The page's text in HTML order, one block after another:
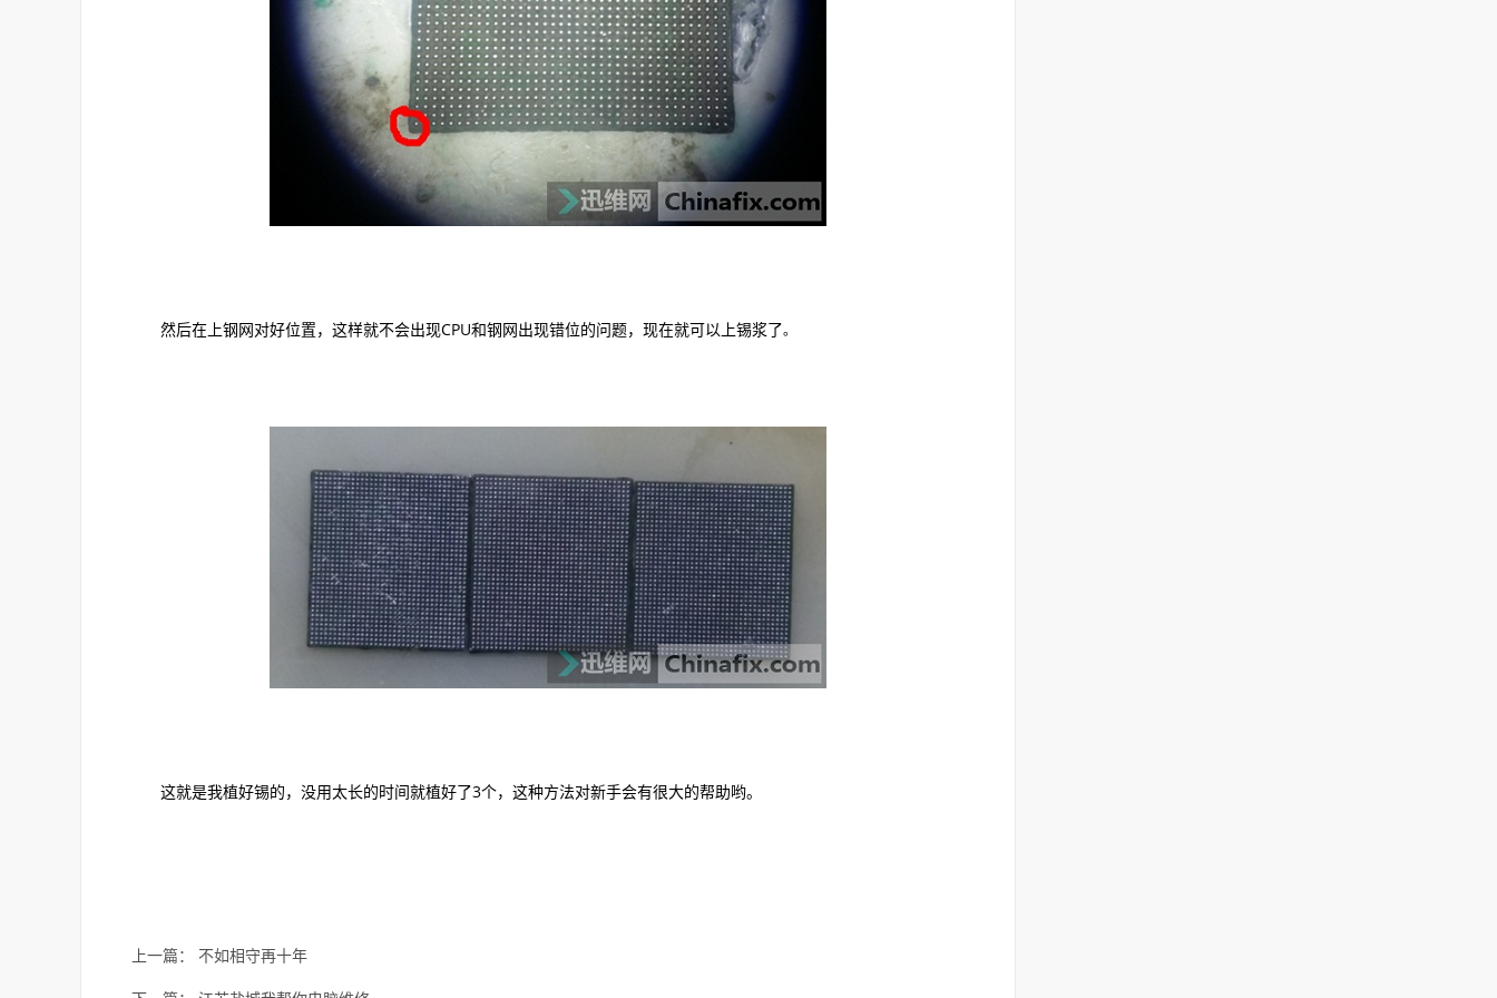
然后在上钢网对好位置，这样就不会出现CPU和钢网出现错位的问题，现在就可以上锡浆了。
这就是我植好锡的，没用太长的时间就植好了3个，这种方法对新手会有很大的帮助哟。
上一篇： 不如相守再十年